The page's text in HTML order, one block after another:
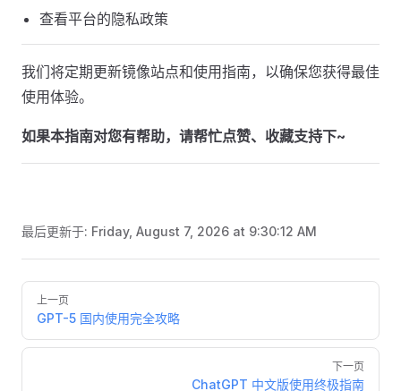
查看平台的隐私政策
我们将定期更新镜像站点和使用指南，以确保您获得最佳
使用体验。
如果本指南对您有帮助，请帮忙点赞、收藏支持下~
最后更新于: Friday, August 7, 2026 at 9:30:12 AM
Pager
上一页
GPT-5 国内使用完全攻略
下一页
ChatGPT 中文版使用终极指南